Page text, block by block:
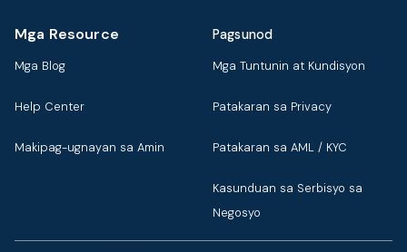
Mga Resource
Mga Blog
Help Center
Makipag-ugnayan sa Amin
Pagsunod
Mga Tuntunin at Kundisyon
Patakaran sa Privacy
Patakaran sa AML / KYC
Kasunduan sa Serbisyo sa
Negosyo